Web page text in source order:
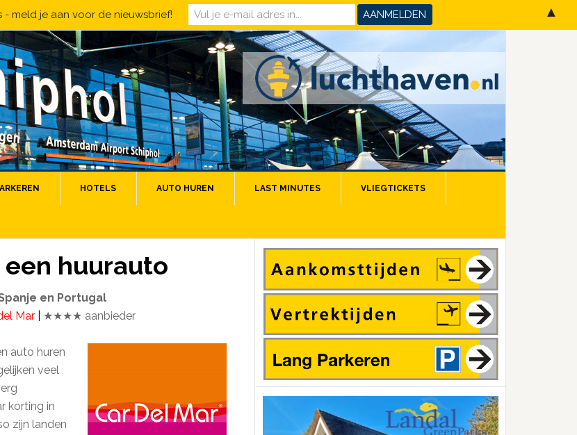
HOTELS AUTO HUREN LAST MINUTES VLIEGTICKETS
huurauto
en Portugal
Mar ★★★★ aanbieder
auto huren
veel
korting in
zijn landen
meld je aan voor de nieuwsbrief! ▲